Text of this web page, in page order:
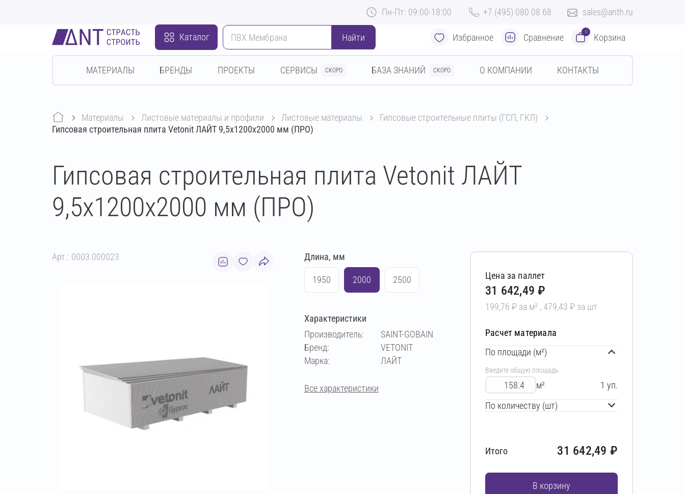
Пн-Пт: 09:00-18:00 +7 (495) 080 08 68 sales@anth.ru
Каталог Найти Избранное Сравнение
0
Корзина
МАТЕРИАЛЫ БРЕНДЫ ПРОЕКТЫ СЕРВИСЫ СКОРО БАЗА ЗНАНИЙ СКОРО О КОМПАНИИ КОНТАКТЫ
Материалы листовые материалы и профили листовые материалы
гипсовые строительные плиты (ГСП, ГКЛ)
Гипсовая строительная плита Vetonit ЛАЙТ 9,5х1200х2000 мм (ПРО)
Гипсовая строительная плита Vetonit ЛАЙТ
9,5х1200х2000 мм (ПРО)
Арт.: 0003.000023 Длина, мм
1950 2000 2500
Характеристики
Производитель:
SAINT-GOBAIN
Бренд:
VETONIT
Марка:
ЛАЙТ
Все характеристики
Цена за паллет
31 642,49 ₽
199,76 ₽ за м² , 479,43 ₽ за шт
Расчет материала
По площади (м²)
Введите общую площадь
м² 1 уп.
По количеству (шт)
Итого 31 642,49 ₽
В корзину